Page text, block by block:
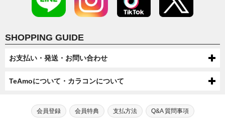
SHOPPING GUIDE
お支払い・発送・お問い合わせ
●配送方法
送料について
TeAmoについて・カラコンについて
第一種医療機器販売業許可及び高度管理医療機器販売業許可を取得してい
会員登録 会員特典 支払方法 Q&A 質問事項